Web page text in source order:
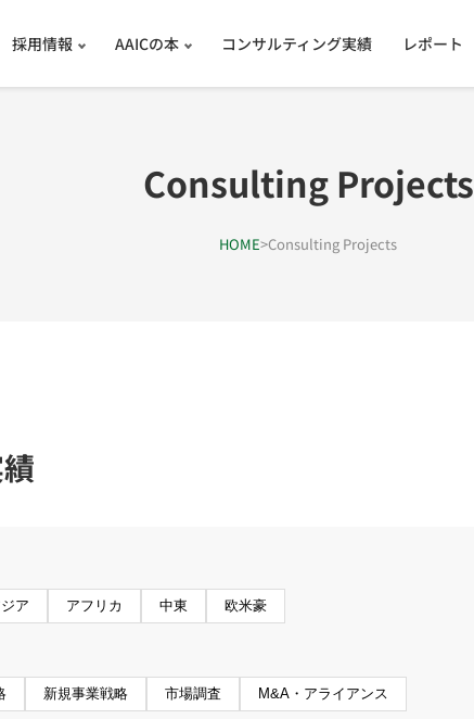
採用情報 AAICの本 コンサルティング実績 レポート
Consulting Projects
HOME>Consulting Projects
ア アフリカ 中東 欧米豪
新規事業戦略 市場調査 M&A・アライアンス